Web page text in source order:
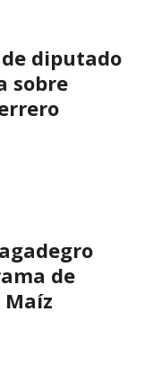
diputado
sobre
de
Maíz